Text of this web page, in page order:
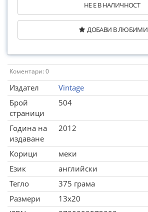
НЕ Е В НАЛИЧНОСТ
ДОБАВИ В ЛЮБИМИ
Коментари: 0
Издател
Vintage
Брой
страници
504
Година на
издаване
2012
Корици
меки
Език
английски
Тегло
375 грама
Размери
13x20